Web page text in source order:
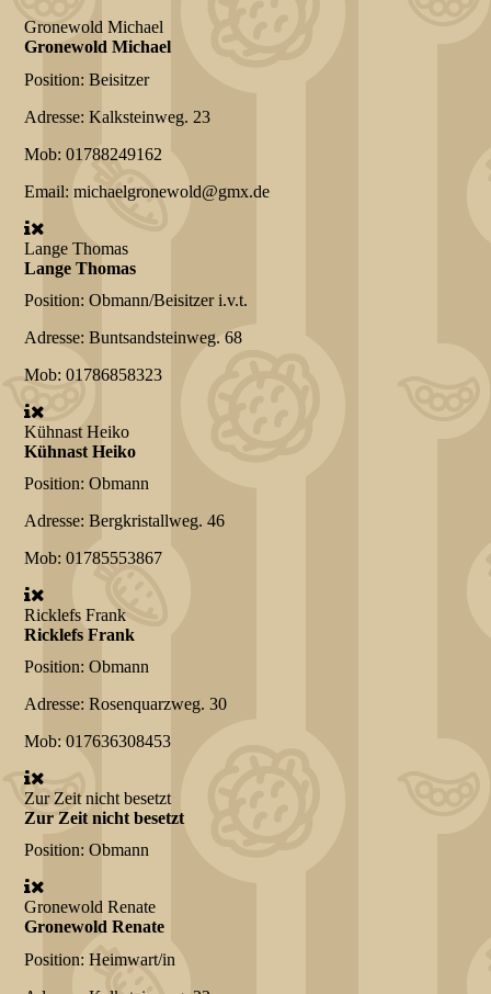
Gronewold Michael
Gronewold Michael
Position:Beisitzer
Adresse:Kalksteinweg. 23
Mob:01788249162
Email:michaelgronewold@gmx.de
Lange Thomas
Lange Thomas
Position:Obmann/Beisitzer i.v.t.
Adresse:Buntsandsteinweg. 68
Mob:01786858323
Kühnast Heiko
Kühnast Heiko
Position:Obmann
Adresse:Bergkristallweg. 46
Mob:01785553867
Ricklefs Frank
Ricklefs Frank
Position:Obmann
Adresse:Rosenquarzweg. 30
Mob:017636308453
Zur Zeit nicht besetzt
Zur Zeit nicht besetzt
Position:Obmann
Gronewold Renate
Gronewold Renate
Position:Heimwart/in